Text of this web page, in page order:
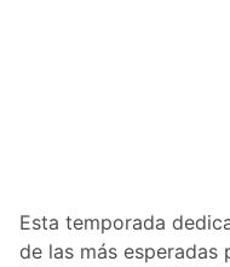
Esta temporada
de las más esperadas